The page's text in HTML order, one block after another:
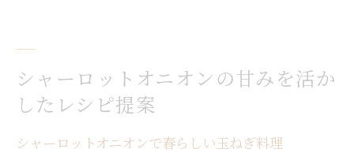
シャーロットオニオンの甘みを活か
したレシピ提案
シャーロットオニオンで春らしい玉ねぎ料理